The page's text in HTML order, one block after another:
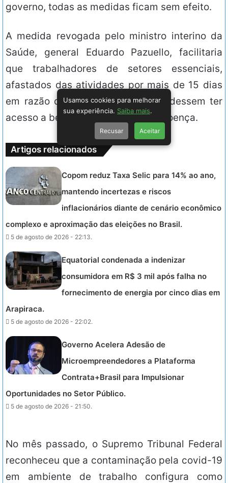
governo, todas as medidas ficam sem efeito.
A medida revogada pelo ministro interino da
Saúde, general Eduardo Pazuello, facilitaria
que trabalhadores de setores essenciais,
afastados das atividades por mais de 15 dias
em razão do novo coronavírus, pudessem ter
acesso a benefícios como auxílio-doença.
Artigos relacionados
Copom reduz Taxa Selic para 14% ao ano,
mantendo incertezas e riscos
inflacionários diante de cenário econômico
complexo e aproximação das eleições no Brasil.
5 de agosto de 2026 - 22:13.
Equatorial condenada a indenizar
consumidora em R$ 3 mil após falha no
fornecimento de energia por cinco dias em
Arapiraca.
5 de agosto de 2026 - 22:02.
Governo Acelera Adesão de
Microempreendedores a Plataforma
Contrata+Brasil para Impulsionar
Oportunidades no Setor Público.
5 de agosto de 2026 - 21:50.
No mês passado, o Supremo Tribunal Federal
reconheceu que a contaminação pela covid-19
em ambiente de trabalho configura como
Usamos cookies para melhorar
sua experiência. Saiba mais
Recusar Aceitar